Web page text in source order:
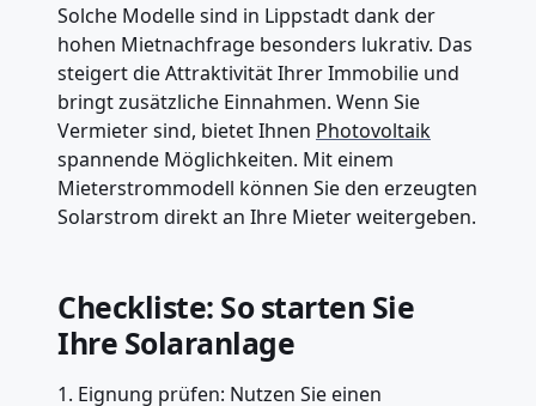
Solche Modelle sind in Lippstadt dank der
hohen Mietnachfrage besonders lukrativ. Das
steigert die Attraktivität Ihrer Immobilie und
bringt zusätzliche Einnahmen. Wenn Sie
Vermieter sind, bietet Ihnen Photovoltaik
spannende Möglichkeiten. Mit einem
Mieterstrommodell können Sie den erzeugten
Solarstrom direkt an Ihre Mieter weitergeben.
Checkliste: So starten Sie
Ihre Solaranlage
1. Eignung prüfen: Nutzen Sie einen